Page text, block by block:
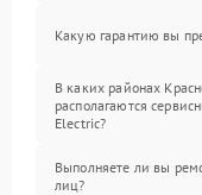
Какую гарантию вы
В каких районах
располагаются
Electric?
Выполняете ли вы
лиц?